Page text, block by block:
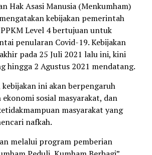
Hak Asasi Manusia (Menkumham)
kebijakan pemerintah
Level 4 bertujuan untuk
penularan Covid-19. Kebijakan
pada 25 Juli 2021 lalu ini, kini
hingga 2 Agustus 2021 mendatang.
ini akan berpengaruh
sosial masyarakat, dan
masyarakat yang
nafkah.
melalui program pemberian